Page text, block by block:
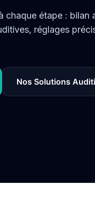
chaque étape : bilan
réglages
Nos Solutions